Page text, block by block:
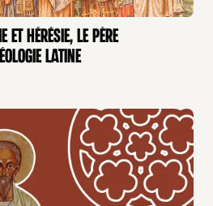
et hérésie, le père
latine